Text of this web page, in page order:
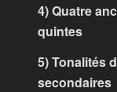
4) Quatre
quintes
5) Tonalités
secondaires